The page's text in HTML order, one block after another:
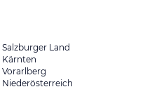
Salzburger Land
Kärnten
Vorarlberg
Niederösterreich